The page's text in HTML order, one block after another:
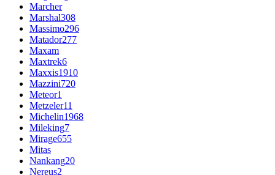
Marcher
Marshal308
Massimo296
Matador277
Maxam
Maxtrek6
Maxxis1910
Mazzini720
Meteor1
Metzeler11
Michelin1968
Mileking7
Mirage655
Mitas
Nankang20
Nereus2